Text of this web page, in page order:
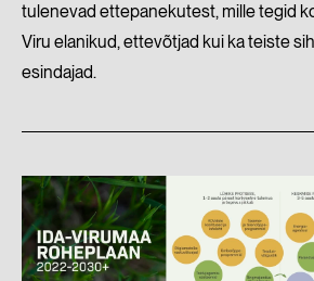
tulenevad ettepanekutest, mille tegid
Viru elanikud, ettevõtjad kui ka teiste
esindajad.